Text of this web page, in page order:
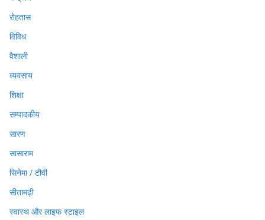
रोहतास
विविध
वैशाली
व्यवसाय
शिक्षा
सम्पादकीय
सारण
सासाराम
सिनेमा / टीवी
सीतामढ़ी
स्वास्थ और लाइफ स्टाइल